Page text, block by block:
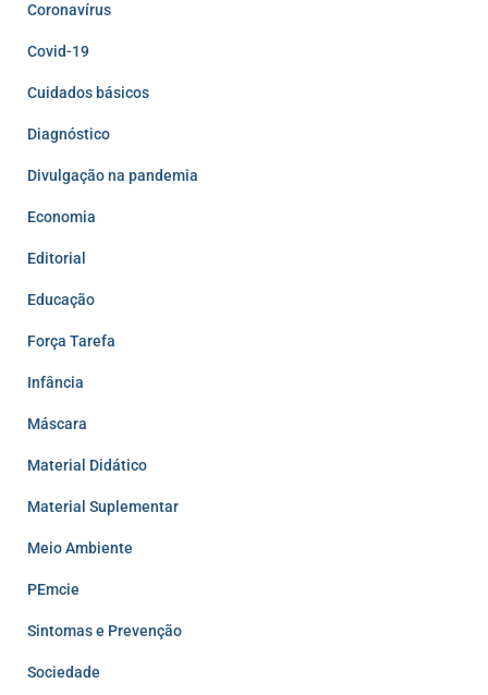
Coronavírus
Covid-19
Cuidados básicos
Diagnóstico
Divulgação na pandemia
Economia
Editorial
Educação
Força Tarefa
Infância
Máscara
Material Didático
Material Suplementar
Meio Ambiente
PEmcie
Sintomas e Prevenção
Sociedade